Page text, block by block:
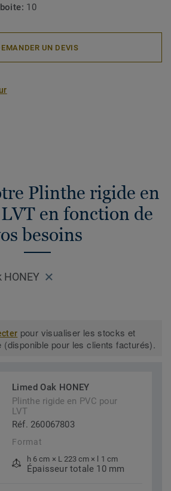
10
UN DEVIS
Plinthe rigide en
en fonction de
besoins
HONEY
pour visualiser les stocks et
(disponible pour les clients facturés).
Limed Oak HONEY
Plinthe rigide en PVC pour
LVT
Réf. 260067803
Format
h 6 cm × L 223 cm × l 1 cm
Épaisseur totale 10 mm